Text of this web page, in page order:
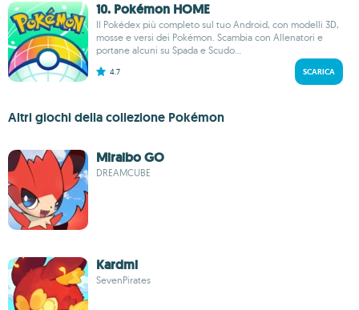
10. Pokémon HOME
Il Pokédex più completo sul tuo Android, con modelli 3D,
mosse e versi dei Pokémon. Scambia con Allenatori e
portane alcuni su Spada e Scudo...
4.7 SCARICA
Altri giochi della collezione Pokémon
Miraibo GO
DREAMCUBE
Kardmi
SevenPirates